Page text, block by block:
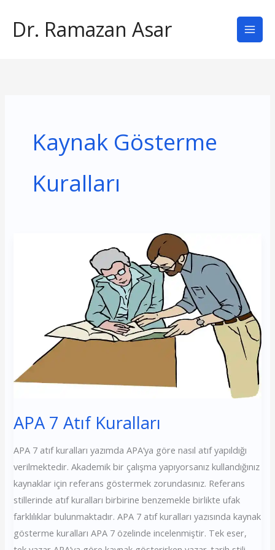
atlaDr. Ramazan Asar
Kaynak Gösterme
Kuralları
APA 7 Atıf Kuralları
APA 7 atıf kuralları yazımda APA‘ya göre nasıl atıf yapıldığı
verilmektedir. Akademik bir çalışma yapıyorsanız kullandığınız
kaynaklar için referans göstermek zorundasınız. Referans
stillerinde atıf kuralları birbirine benzemekle birlikte ufak
farklılıklar bulunmaktadır. APA 7 atıf kuralları yazısında kaynak
gösterme kuralları APA 7 özelinde incelenmiştir. Tek eser,